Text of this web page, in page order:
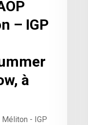
– IGP
à
- IGP